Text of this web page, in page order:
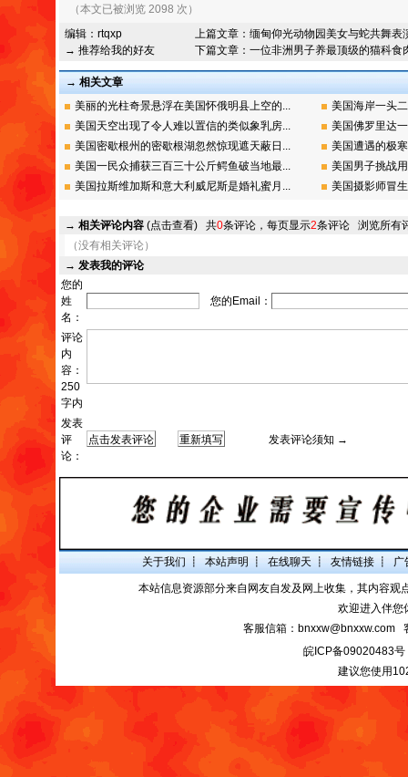
（本文已被浏览 2098 次）
编辑： rtqxp
→ 推荐给我的好友
上篇文章： 缅甸仰光动物园美女与蛇共舞表
下篇文章： 一位非洲男子养最顶级的猫科食
→ 相关文章
美丽的光柱奇景悬浮在美国怀俄明县上空的...
美国海岸一头
美国天空出现了令人难以置信的类似象乳房...
美国佛罗里达
美国密歇根州的密歇根湖忽然惊现遮天蔽日...
美国遭遇的极
美国一民众捕获三百三十公斤鳄鱼破当地最...
美国男子挑战
美国拉斯维加斯和意大利威尼斯是婚礼蜜月...
美国摄影师冒
→ 相关评论内容 (点击查看) 共0条评论，每页显示2条评论 浏览所有
（没有相关评论）
→ 发表我的评论
您的
姓
名：
您的Email：
评论
内
容：
250
字内
发表
评
论：
发表评论须知 →
关于我们 ┋ 本站声明 ┋ 在线聊天 ┋ 友情链接 ┋ 广
本站信息资源部分来自网友自发及网上收集，其内容
欢迎进入伴您
客服信箱：bnxxw@bnxxw.com
皖ICP备09020483号
建议您使用